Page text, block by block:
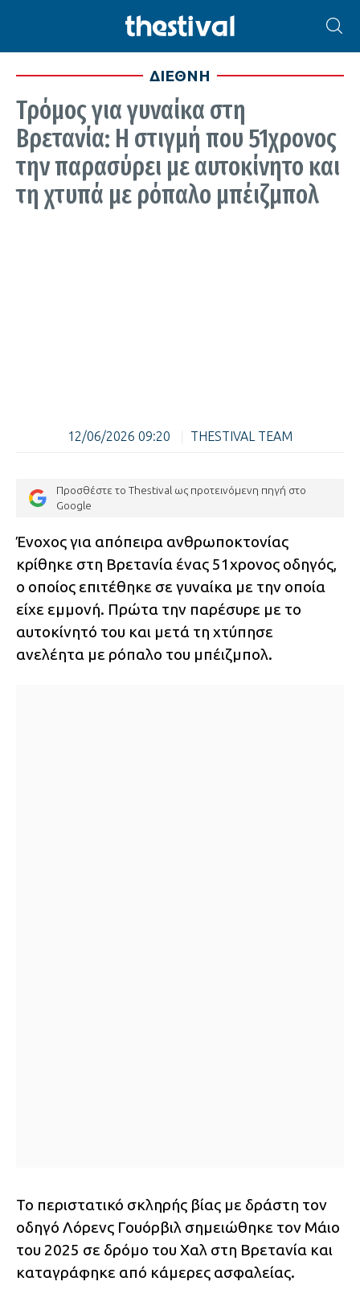
ΔΙΕΘΝΗ
Τρόμος για γυναίκα στη
Βρετανία: Η στιγμή που 51χρονος
την παρασύρει με αυτοκίνητο και
τη χτυπά με ρόπαλο μπέιζμπολ
12/06/2026 09:20 THESTIVAL TEAM
Προσθέστε το Thestival ως προτεινόμενη πηγή στο
Google
Ένοχος για απόπειρα ανθρωποκτονίας
κρίθηκε στη Βρετανία ένας 51χρονος οδηγός,
ο οποίος επιτέθηκε σε γυναίκα με την οποία
είχε εμμονή. Πρώτα την παρέσυρε με το
αυτοκίνητό του και μετά τη χτύπησε
ανελέητα με ρόπαλο του μπέιζμπολ.
Το περιστατικό σκληρής βίας με δράστη τον
οδηγό Λόρενς Γουόρβιλ σημειώθηκε τον Μάιο
του 2025 σε δρόμο του Χαλ στη Βρετανία και
καταγράφηκε από κάμερες ασφαλείας.